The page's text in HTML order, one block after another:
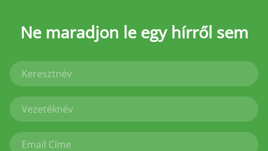
Ne maradjon le egy hírről sem